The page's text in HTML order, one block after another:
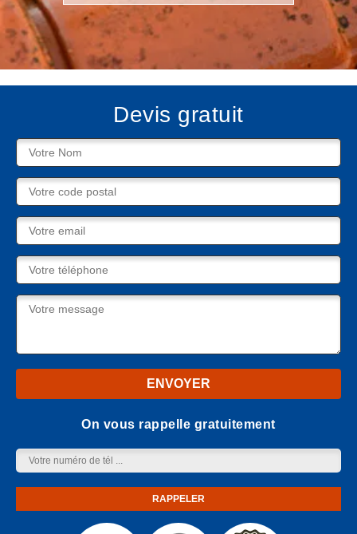
Devis gratuit
On vous rappelle gratuitement